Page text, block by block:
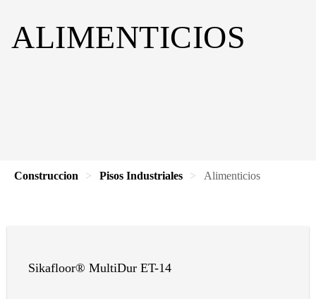
ALIMENTICIOS
Construccion Pisos Industriales Alimenticios
Sikafloor® MultiDur ET-14